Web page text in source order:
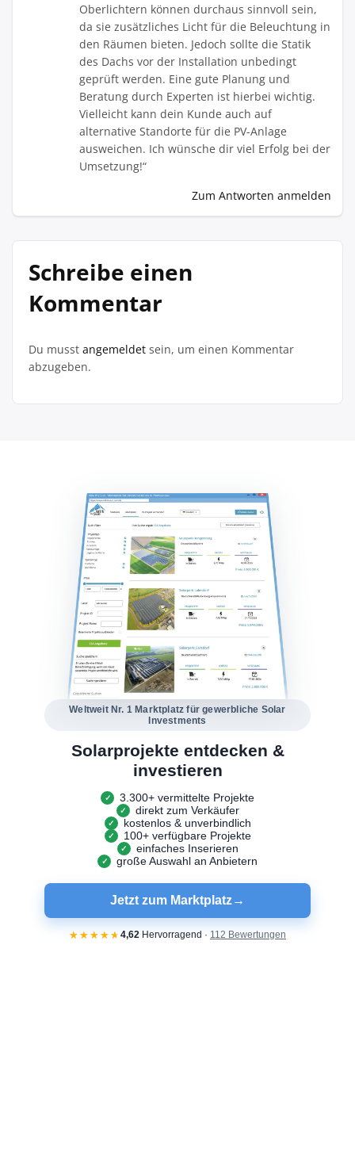
Oberlichtern können durchaus sinnvoll sein,
da sie zusätzliches Licht für die Beleuchtung in
den Räumen bieten. Jedoch sollte die Statik
des Dachs vor der Installation unbedingt
geprüft werden. Eine gute Planung und
Beratung durch Experten ist hierbei wichtig.
Vielleicht kann dein Kunde auch auf
alternative Standorte für die PV-Anlage
ausweichen. Ich wünsche dir viel Erfolg bei der
Umsetzung!“
Zum Antworten anmelden
Schreibe einen
Kommentar
Du musst angemeldet sein, um einen Kommentar
abzugeben.